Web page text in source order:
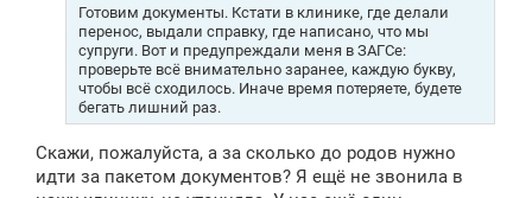
Готовим документы. Кстати в клинике, где делали
перенос, выдали справку, где написано, что мы
супруги. Вот и предупреждали меня в ЗАГСе:
проверьте всё внимательно заранее, каждую букву,
чтобы всё сходилось. Иначе время потеряете, будете
бегать лишний раз.
Скажи, пожалуйста, а за сколько до родов нужно
идти за пакетом документов? Я ещё не звонила в